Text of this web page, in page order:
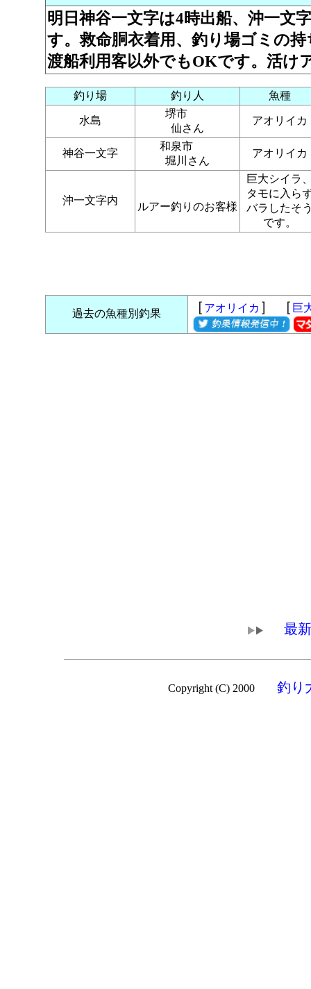
明日神谷一文字は4時出船、沖一文
す。救命胴衣着用、釣り場ゴミの
渡船利用客以外でもOKです。活け
釣り場 釣り人 魚種
水島
堺市
仙さん
アオリイカ
神谷一文字
和泉市
堀川さん
アオリイカ
沖一文字内
ルアー釣りのお客様
巨大シイラ
タモに入ら
バラしたそ
です。
過去の魚種別釣果 ［ アオリイカ ］ ［ 巨
最
Copyright (C) 2000 釣り